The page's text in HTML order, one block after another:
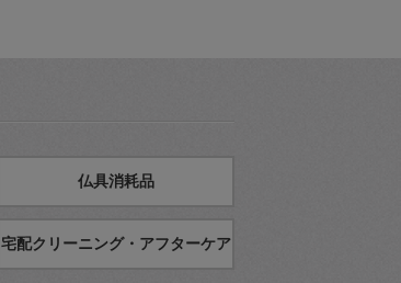
仏具消耗品
宅配クリーニング・アフターケア